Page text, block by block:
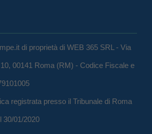
di proprietà di WEB 365 SRL - Via
00141 Roma (RM) - Codice Fiscale e
registrata presso il Tribunale di Roma
30/01/2020